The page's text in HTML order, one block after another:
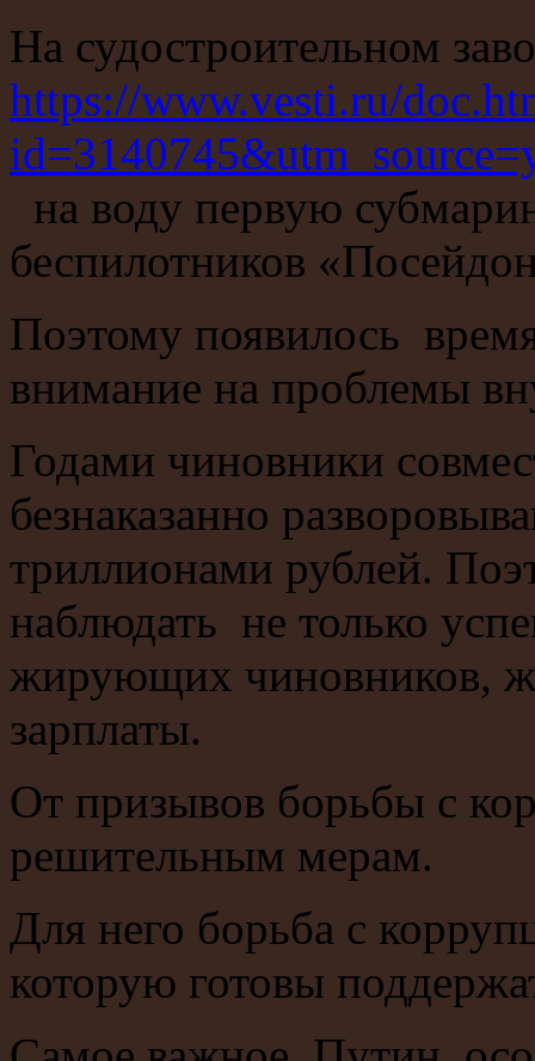
На судостроительном
https://www.vesti.ru/
на воду первую
беспилотников
Поэтому появилось
внимание на проблемы
Годами чиновники
безнаказанно
триллионами рублей.
наблюдать не только
жирующих чиновников,
зарплаты.
От призывов борьбы с
решительным мерам.
Для него борьба с
которую готовы